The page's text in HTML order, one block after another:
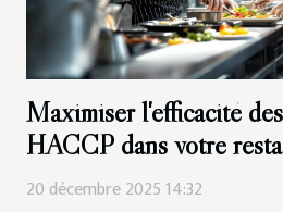
Maximiser l'efficacité
HACCP dans votre
20 décembre 2025 14:32